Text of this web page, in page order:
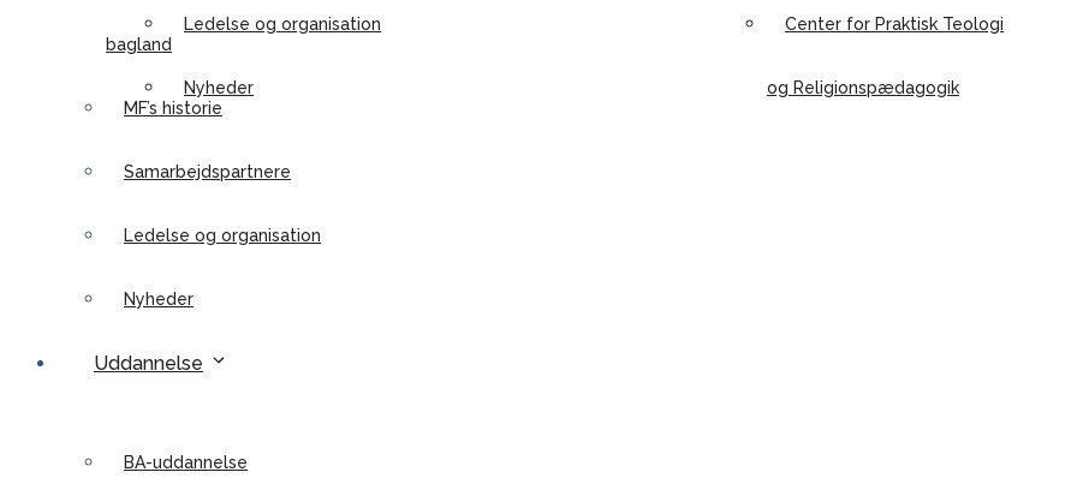
Ledelse og organisation
Nyheder
Center for Praktisk Teologi
og Religionspædagogik
bagland
MF’s historie
Samarbejdspartnere
Ledelse og organisation
Nyheder
Uddannelse
BA-uddannelse